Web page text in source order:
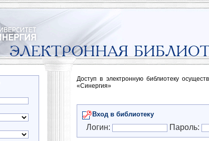
Доступ в электронную библиотеку
«Синергия»
Вход в библиотеку
Логин: Пароль: